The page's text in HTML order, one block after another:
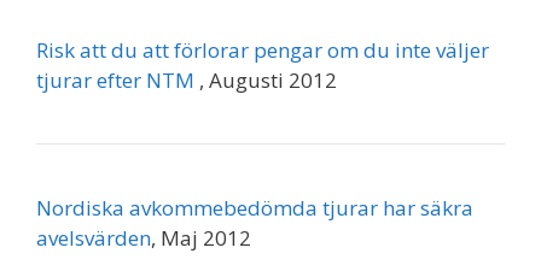
Risk att du att förlorar pengar om du inte väljer
tjurar efter NTM , Augusti 2012
Nordiska avkommebedömda tjurar har säkra
avelsvärden, Maj 2012